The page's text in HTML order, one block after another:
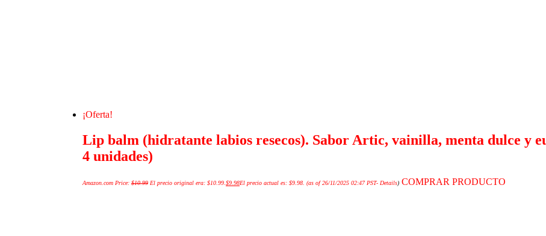
¡Oferta!
Lip balm (hidratante labios resecos). Sabor Artic, vainilla, menta dulce y
4 unidades)
Amazon.com Price: $10.99 El precio original era: $10.99. $9.98El precio actual es: $9.98. (as of 26/11/2025 02:47 PST- Details) COMPRAR PRODUCTO